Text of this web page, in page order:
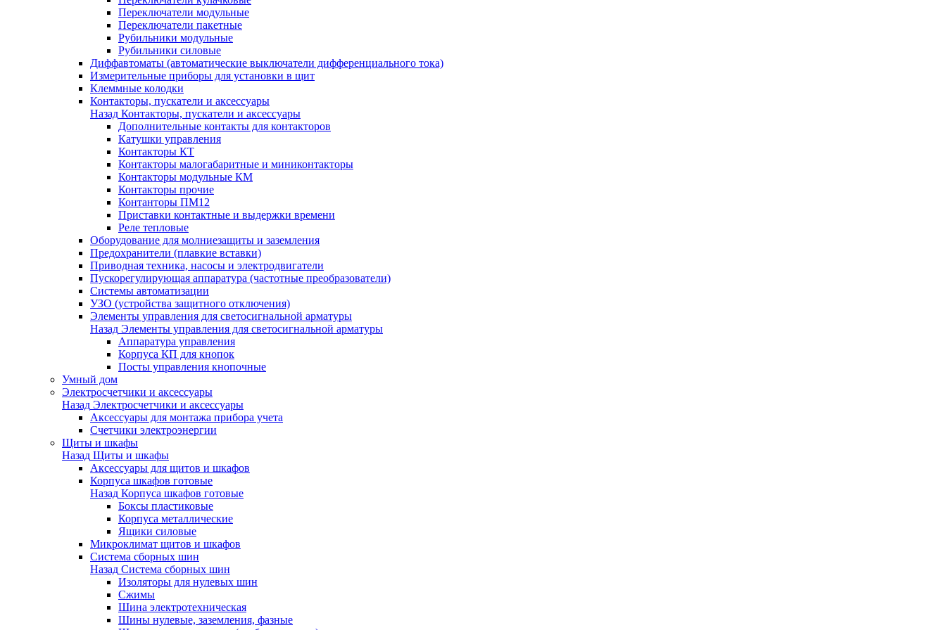
Переключатели модульные
Переключатели пакетные
Рубильники модульные
Рубильники силовые
Диффавтоматы (автоматические выключатели дифференциального тока)
Измерительные приборы для установки в щит
Клеммные колодки
Контакторы, пускатели и аксессуары
Назад Контакторы, пускатели и аксессуары
Дополнительные контакты для контакторов
Катушки управления
Контакторы КТ
Контакторы малогабаритные и миниконтакторы
Контакторы модульные КМ
Контакторы прочие
Контанторы ПМ12
Приставки контактные и выдержки времени
Реле тепловые
Оборудование для молниезащиты и заземления
Предохранители (плавкие вставки)
Приводная техника, насосы и электродвигатели
Пускорегулирующая аппаратура (частотные преобразователи)
Системы автоматизации
УЗО (устройства защитного отключения)
Элементы управления для светосигнальной арматуры
Назад Элементы управления для светосигнальной арматуры
Аппаратура управления
Корпуса КП для кнопок
Посты управления кнопочные
Умный дом
Электросчетчики и аксессуары
Назад Электросчетчики и аксессуары
Аксессуары для монтажа прибора учета
Счетчики электроэнергии
Щиты и шкафы
Назад Щиты и шкафы
Аксессуары для щитов и шкафов
Корпуса шкафов готовые
Назад Корпуса шкафов готовые
Боксы пластиковые
Корпуса металлические
Ящики силовые
Микроклимат щитов и шкафов
Система сборных шин
Назад Система сборных шин
Изоляторы для нулевых шин
Сжимы
Шина электротехническая
Шины нулевые, заземления, фазные